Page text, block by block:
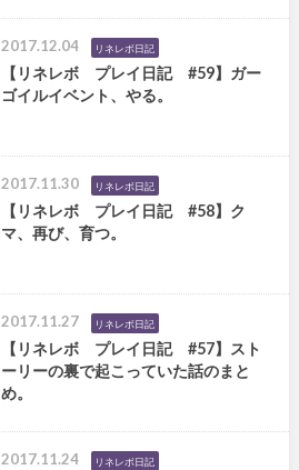
2017.12.04 リネレボ日記
【リネレボ プレイ日記 #59】ガー
ゴイルイベント、やる。
2017.11.30 リネレボ日記
【リネレボ プレイ日記 #58】ク
マ、再び、育つ。
2017.11.27 リネレボ日記
【リネレボ プレイ日記 #57】スト
ーリーの裏で起こっていた話のまと
め。
2017.11.24 リネレボ日記